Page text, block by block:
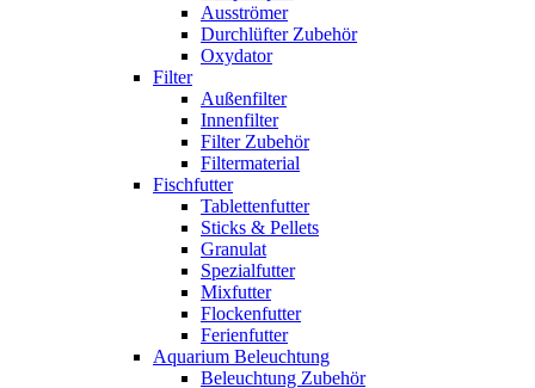
Ausströmer
Durchlüfter Zubehör
Oxydator
Filter
Außenfilter
Innenfilter
Filter Zubehör
Filtermaterial
Fischfutter
Tablettenfutter
Sticks & Pellets
Granulat
Spezialfutter
Mixfutter
Flockenfutter
Ferienfutter
Aquarium Beleuchtung
Beleuchtung Zubehör